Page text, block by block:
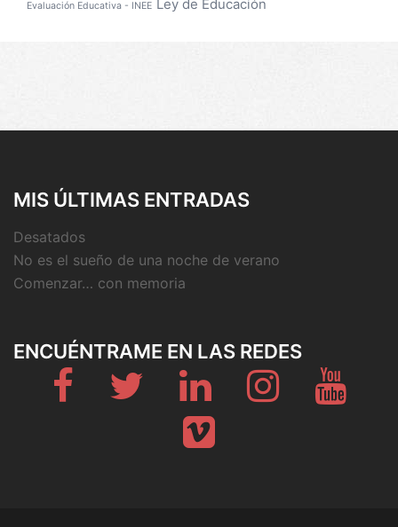
Evaluación Educativa - INEE Ley de Educación
MIS ÚLTIMAS ENTRADAS
Desatados
No es el sueño de una noche de verano
Comenzar… con memoria
ENCUÉNTRAME EN LAS REDES
Fb Twitter Linkedin Instagram
Vimeo